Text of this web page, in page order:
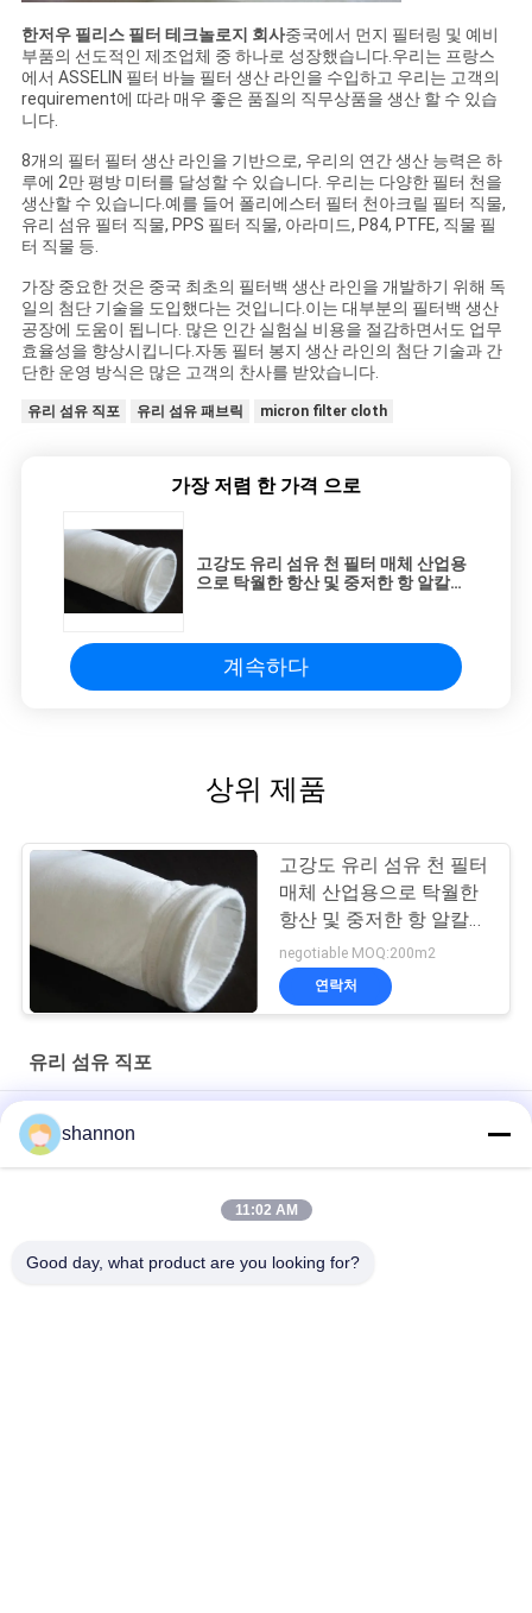
한저우 필리스 필터 테크놀로지 회사중국에서 먼지 필터링 및 예비
부품의 선도적인 제조업체 중 하나로 성장했습니다.우리는 프랑스
에서 ASSELIN 필터 바늘 필터 생산 라인을 수입하고 우리는 고객의
requirement에 따라 매우 좋은 품질의 직무상품을 생산 할 수 있습
니다.
8개의 필터 필터 생산 라인을 기반으로, 우리의 연간 생산 능력은 하
루에 2만 평방 미터를 달성할 수 있습니다. 우리는 다양한 필터 천을
생산할 수 있습니다.예를 들어 폴리에스터 필터 천아크릴 필터 직물,
유리 섬유 필터 직물, PPS 필터 직물, 아라미드, P84, PTFE, 직물 필
터 직물 등.
가장 중요한 것은 중국 최초의 필터백 생산 라인을 개발하기 위해 독
일의 첨단 기술을 도입했다는 것입니다.이는 대부분의 필터백 생산
공장에 도움이 됩니다. 많은 인간 실험실 비용을 절감하면서도 업무
효율성을 향상시킵니다.자동 필터 봉지 생산 라인의 첨단 기술과 간
단한 운영 방식은 많은 고객의 찬사를 받았습니다.
유리 섬유 직포 유리 섬유 패브릭 micron filter cloth
가장 저렴 한 가격 으로
고강도 유리 섬유 천 필터 매체 산업용
으로 탁월한 항산 및 중저한 항 알칼리
계속하다
상위 제품
고강도 유리 섬유 천 필터
매체 산업용으로 탁월한
항산 및 중저한 항 알칼리
특성을 가진
negotiable MOQ:200m2
연락처
유리 섬유 직포
필터가방 재봉을 위한 산업적 내열성 섬유 유리선
코팅된 PTFE와 산업 여과포 직조 유리 섬유 750gsm
구리 피복 기재 직물을 위한 직조 유리 섬유 천 7628 섬유 유리 직
shannon
11:02 AM
Good day, what product are you looking for?